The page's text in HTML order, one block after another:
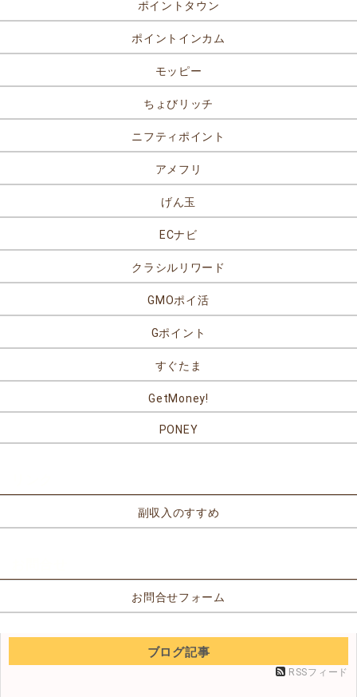
ポイントタウン
ポイントインカム
モッピー
ちょびリッチ
ニフティポイント
アメフリ
げん玉
ECナビ
クラシルリワード
GMOポイ活
Gポイント
すぐたま
GetMoney!
PONEY
副収入のすすめ
お問合せフォーム
ブログ記事
RSSフィード